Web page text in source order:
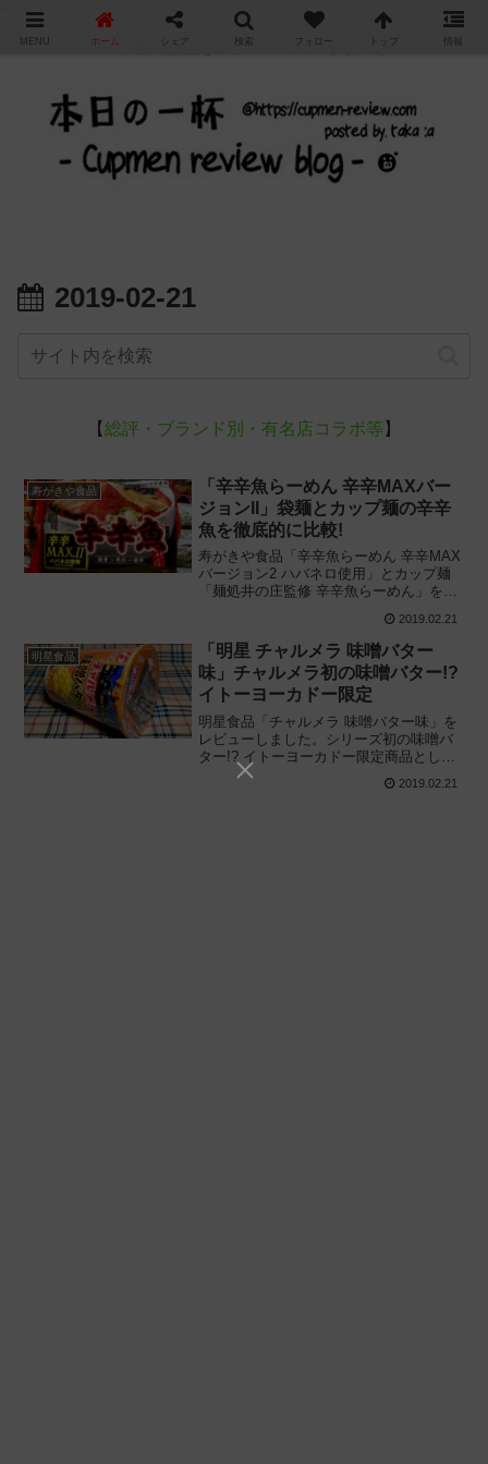
カップ麺の新商品をレビュー / アレンジするブログ
2019-02-21
【総評・ブランド別・有名店コラボ等 】
寿がきや食品
「辛辛魚らーめん 辛辛MAXバー
ジョンII」袋麺とカップ麺の辛辛
魚を徹底的に比較!
寿がきや食品「辛辛魚らーめん 辛辛MAX
バージョン2 ハバネロ使用」とカップ麺
「麺処井の庄監修 辛辛魚らーめん」を徹
お)別Ver.を食べ比べた感想に基づき、違
いや特徴を評価・レビューします。
2019.02.21
明星食品
「明星 チャルメラ 味噌バター
味」チャルメラ初の味噌バター!?
イトーヨーカドー限定
明星食品「チャルメラ 味噌バター味」を
レビューしました。シリーズ初の味噌バ
ター!? イトーヨーカドー限定商品として
開発されたカップラーメンのタテ型チャ
ルメラカップをコスパに注目しながら実
2019.02.21
MENU ホーム シェア 検索 フォロー トップ 情報